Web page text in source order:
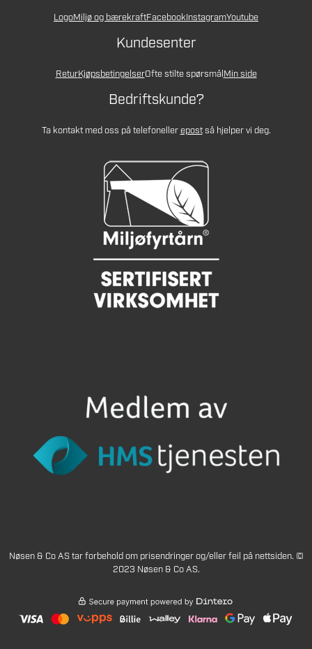
LogoMiljø og bærekraftFacebookInstagramYoutube
Kundesenter
ReturKjøpsbetingelserOfte stilte spørsmålMin side
Bedriftskunde?
Ta kontakt med oss på telefonellerepostså hjelper vi deg.
Nøsen & Co AS tar forbehold om prisendringer og/eller feil på nettsiden. ©
2023 Nøsen & Co AS.